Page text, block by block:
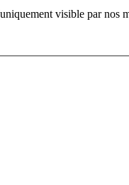
visible par nos